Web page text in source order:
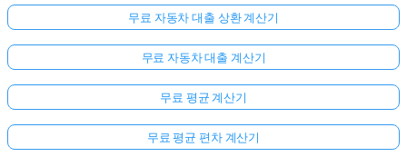
무료 자동차 대출 상환 계산기
무료 자동차 대출 계산기
무료 평균 계산기
무료 평균 편차 계산기